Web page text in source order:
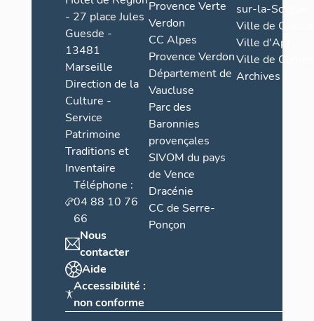
- 27 place Jules
Guesde -
13481
Marseille
Direction de la
Culture -
Service
Patrimoine
Traditions et
Inventaire
Téléphone :
04 88 10 76
66
Nous
contacter
Aide
Accessibilité :
non conforme
Provence Verte
Verdon
CC Alpes
Provence Verdon
Département de
Vaucluse
Parc des
Baronnies
provençales
SIVOM du pays
de Vence
Dracénie
CC de Serre-
Ponçon
sur-la-Sorgue
Ville de Grasse
Ville d'Apt
Ville de
Archives